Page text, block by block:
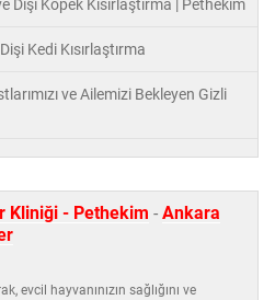
Dişi Köpek Kısırlaştırma | Pethekim
Kedi Kısırlaştırma
ve Ailemizi Bekleyen Gizli
Kliniği - Pethekim - Ankara
evcil hayvanınızın sağlığını ve